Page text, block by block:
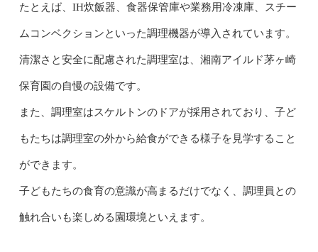
たとえば、IH炊飯器、食器保管庫や業務用冷凍庫、スチー
ムコンベクションといった調理機器が導入されています。
清潔さと安全に配慮された調理室は、湘南アイルド茅ヶ崎
保育園の自慢の設備です。
また、調理室はスケルトンのドアが採用されており、子ど
もたちは調理室の外から給食ができる様子を見学すること
ができます。
子どもたちの食育の意識が高まるだけでなく、調理員との
触れ合いも楽しめる園環境といえます。